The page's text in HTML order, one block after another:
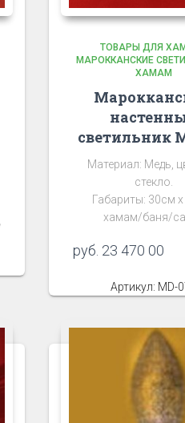
ТОВАРЫ ДЛЯ
МАРОККАНСКИЕ
ХАМАМ
светильник
Материал: Медь,
стекло.
Габариты: 30см
хамам/баня/
руб. 23 470 00
Артикул: MD-